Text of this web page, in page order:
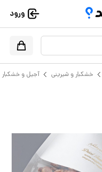
ورود
خشکبار و شیرینی آجیل و خشکبار